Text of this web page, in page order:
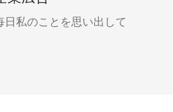
日私のことを思い出して